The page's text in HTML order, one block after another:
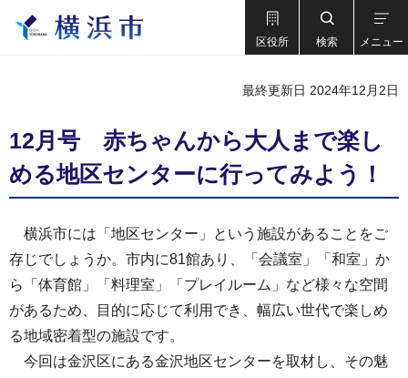
区役所 検索 メニュー
最終更新日 2024年12月2日
12月号 赤ちゃんから大人まで楽し
める地区センターに行ってみよう！
横浜市には「地区センター」という施設があることをご
存じでしょうか。市内に81館あり、「会議室」「和室」か
ら「体育館」「料理室」「プレイルーム」など様々な空間
があるため、目的に応じて利用でき、幅広い世代で楽しめ
る地域密着型の施設です。
今回は金沢区にある金沢地区センターを取材し、その魅